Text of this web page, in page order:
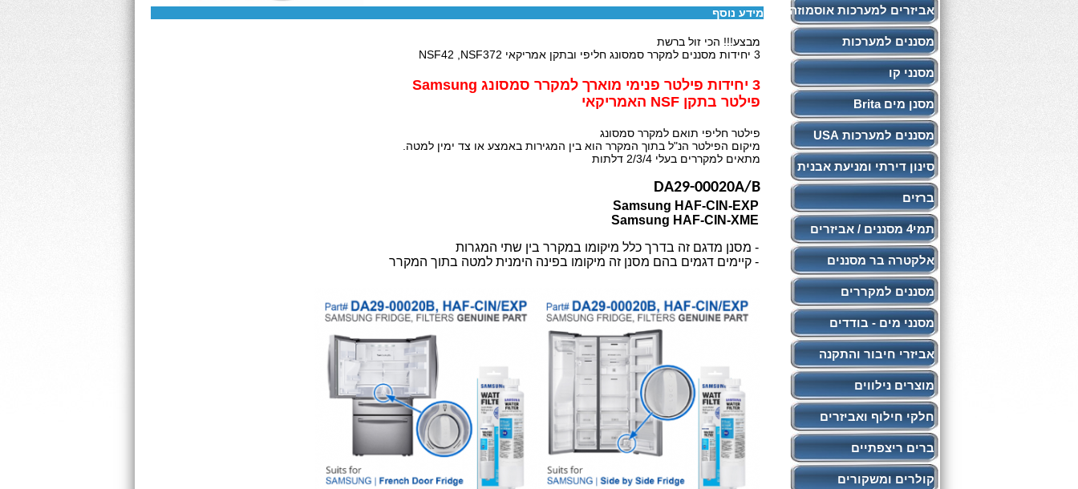
אביזרים למערכות אוסמוזה
מסננים למערכות
מסנני קו
מסנן מים Brita
מסננים למערכות USA
סינון דירתי ומניעת אבנית
ברזים
תמי4 מסננים / אביזרים
אלקטרה בר מסננים
מסננים למקררים
מסנני מים - בודדים
אביזרי חיבור והתקנה
מוצרים נילווים
חלקי חילוף ואביזרים
ברים ריצפתיים
קולרים ומשקורים
מידע נוסף
מבצע!!! הכי זול ברשת
3 יחידות מסננים למקרר סמסונג חליפי ובתקן אמריקאי NSF42 ,NSF372
3 יחידות פילטר פנימי מוארך למקרר סמסונג Samsung
פילטר בתקן NSF האמריקאי
פילטר חליפי תואם למקרר סמסונג
מיקום הפילטר הנ"ל בתוך המקרר הוא בין המגירות באמצע או צד ימין למטה.
מתאים למקררים בעלי 2/3/4 דלתות
DA29-00020A/B
Samsung HAF-CIN-EXP
Samsung HAF-CIN-XME
- מסנן מדגם זה בדרך כלל מיקומו במקרר בין שתי המגרות
- קיימים דגמים בהם מסנן זה מיקומו בפינה הימנית למטה בתוך המקרר